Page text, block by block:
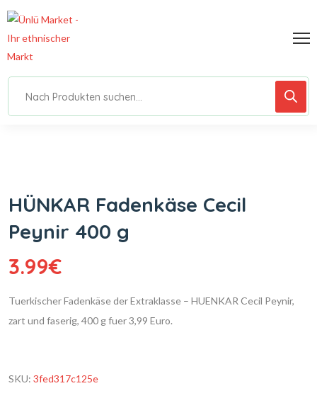
HÜNKAR Fadenkäse Cecil
Peynir 400 g
3.99€
Tuerkischer Fadenkäse der Extraklasse – HUENKAR Cecil Peynir,
zart und faserig, 400 g fuer 3,99 Euro.
SKU: 3fed317c125e